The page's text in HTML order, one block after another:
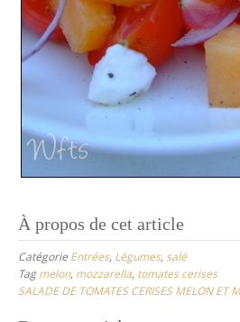
À propos de cet article
Catégorie Entrées, Légumes, salé
Tagmelon, mozzarella, tomates cerises
SALADE DE TOMATES CERISES MELON ET